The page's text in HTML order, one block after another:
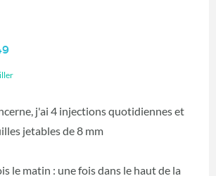
j'ai 4 injections quotidiennes et
jetables de 8 mm
le matin : une fois dans le haut de la